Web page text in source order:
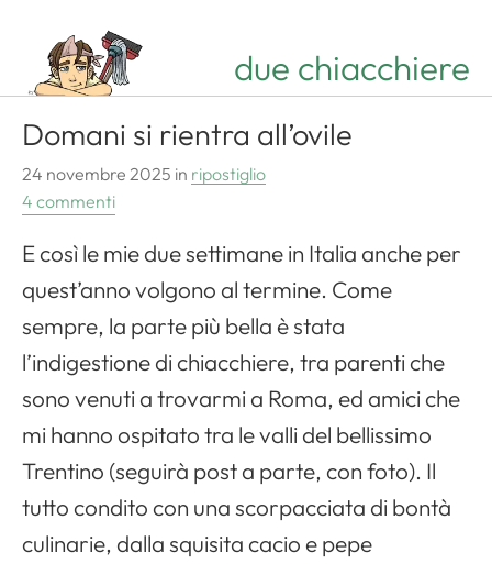
due chiacchiere
Domani si rientra all’ovile
24 novembre 2025 in ripostiglio
4 commenti
E così le mie due settimane in Italia anche per
quest’anno volgono al termine. Come
sempre, la parte più bella è stata
l’indigestione di chiacchiere, tra parenti che
sono venuti a trovarmi a Roma, ed amici che
mi hanno ospitato tra le valli del bellissimo
Trentino (seguirà post a parte, con foto). Il
tutto condito con una scorpacciata di bontà
culinarie, dalla squisita cacio e pepe